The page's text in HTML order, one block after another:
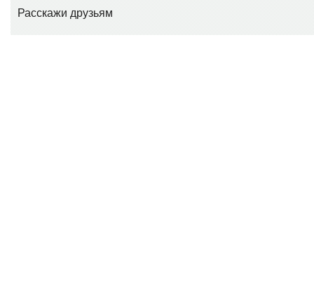
Расскажи друзьям